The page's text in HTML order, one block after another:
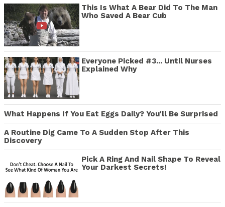
This Is What A Bear Did To The Man
Who Saved A Bear Cub
Everyone Picked #3... Until Nurses
Explained Why
What Happens If You Eat Eggs Daily? You'll Be Surprised
A Routine Dig Came To A Sudden Stop After This
Discovery
Pick A Ring And Nail Shape To Reveal
Your Darkest Secrets!